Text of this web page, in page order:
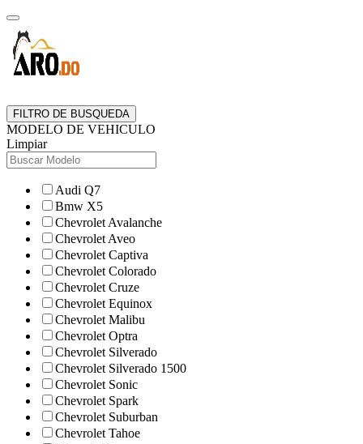
FILTRO DE BUSQUEDA
MODELO DE VEHICULO
Limpiar
Audi Q7
Bmw X5
Chevrolet Avalanche
Chevrolet Aveo
Chevrolet Captiva
Chevrolet Colorado
Chevrolet Cruze
Chevrolet Equinox
Chevrolet Malibu
Chevrolet Optra
Chevrolet Silverado
Chevrolet Silverado 1500
Chevrolet Sonic
Chevrolet Spark
Chevrolet Suburban
Chevrolet Tahoe